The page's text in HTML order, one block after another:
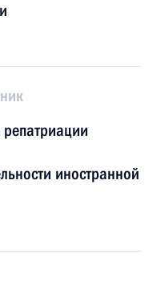
иностранной